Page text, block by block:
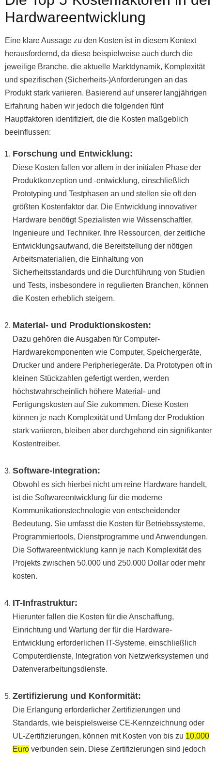
Hardwareentwicklung
Eine klare Aussage zu den Kosten ist in diesem Kontext
herausfordernd, da diese beispielweise auch durch die
jeweilige Branche, die aktuelle Marktdynamik, Komplexität
und spezifischen (Sicherheits-)Anforderungen an das
Produkt stark variieren. Basierend auf unserer langjährigen
Erfahrung haben wir jedoch die folgenden fünf
Hauptfaktoren identifiziert, die die Kosten maßgeblich
beeinflussen:
Forschung und Entwicklung:
Diese Kosten fallen vor allem in der initialen Phase der
Produktkonzeption und -entwicklung, einschließlich
Prototyping und Testphasen an und stellen sie oft den
größten Kostenfaktor dar. Die Entwicklung innovativer
Hardware benötigt Spezialisten wie Wissenschaftler,
Ingenieure und Techniker. Ihre Ressourcen, der zeitliche
Entwicklungsaufwand, die Bereitstellung der nötigen
Arbeitsmaterialien, die Einhaltung von
Sicherheitsstandards und die Durchführung von Studien
und Tests, insbesondere in regulierten Branchen, können
die Kosten erheblich steigern.
Material- und Produktionskosten:
Dazu gehören die Ausgaben für Computer-
Hardwarekomponenten wie Computer, Speichergeräte,
Drucker und andere Peripheriegeräte. Da Prototypen oft in
kleinen Stückzahlen gefertigt werden, werden
höchstwahrscheinlich höhere Material- und
Fertigungskosten auf Sie zukommen. Diese Kosten
können je nach Komplexität und Umfang der Produktion
stark variieren, bleiben aber durchgehend ein signifikanter
Kostentreiber.
Software-Integration:
Obwohl es sich hierbei nicht um reine Hardware handelt,
ist die Softwareentwicklung für die moderne
Kommunikationstechnologie von entscheidender
Bedeutung. Sie umfasst die Kosten für Betriebssysteme,
Programmiertools, Dienstprogramme und Anwendungen.
Die Softwareentwicklung kann je nach Komplexität des
Projekts zwischen 50.000 und 250.000 Dollar oder mehr
kosten.
IT-Infrastruktur:
Hierunter fallen die Kosten für die Anschaffung,
Einrichtung und Wartung der für die Hardware-
Entwicklung erforderlichen IT-Systeme, einschließlich
Computerdienste, Integration von Netzwerksystemen und
Datenverarbeitungsdienste.
Zertifizierung und Konformität:
Die Erlangung erforderlicher Zertifizierungen und
Standards, wie beispielsweise CE-Kennzeichnung oder
UL-Zertifizierungen, können mit Kosten von bis zu 10.000
Euro verbunden sein. Diese Zertifizierungen sind jedoch